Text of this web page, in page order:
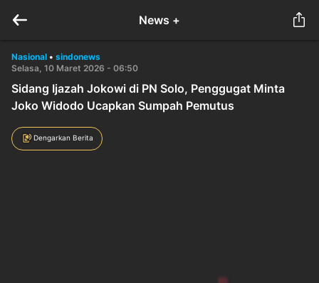
News +
Nasional • sindonews
Selasa, 10 Maret 2026 - 06:50
Sidang Ijazah Jokowi di PN Solo, Penggugat Minta
Joko Widodo Ucapkan Sumpah Pemutus
Dengarkan Berita